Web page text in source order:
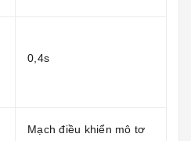
0,4s
Mạch điều khiển mô tơ